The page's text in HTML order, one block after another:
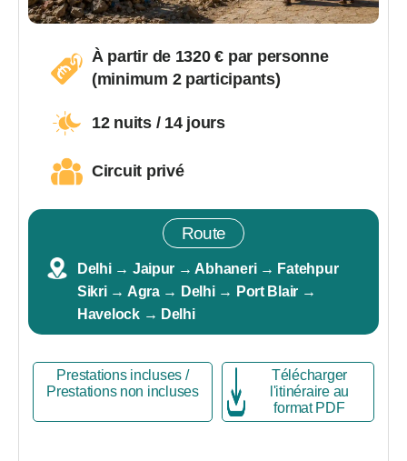
À partir de 1320 € par personne
(minimum 2 participants)
12 nuits / 14 jours
Circuit privé
Route
Delhi → Jaipur → Abhaneri → Fatehpur
Sikri → Agra → Delhi → Port Blair →
Havelock → Delhi
Prestations incluses /
Prestations non incluses
Télécharger
l'itinéraire au
format PDF